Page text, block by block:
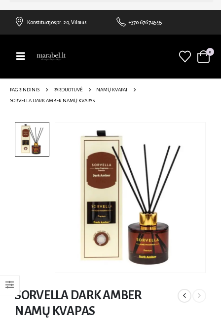
Konstitucijos pr. 20, Vilnius +370 676 74595
0
PAGRINDINIS PARDUOTUVĖ
NAMŲ KVAPAI
SORVELLA DARK AMBER NAMŲ KVAPAS
SORVELLA DARK AMBER
NAMŲ KVAPAS